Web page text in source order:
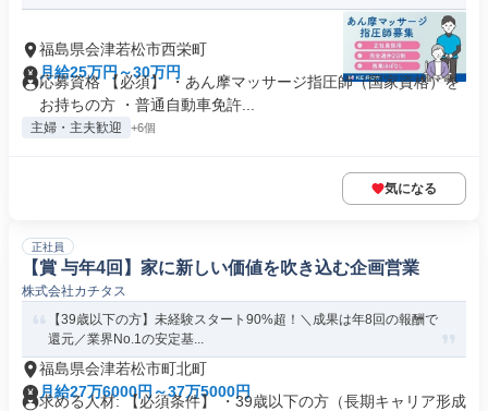
福島県会津若松市西栄町
月給25万円～30万円
応募資格 【必須】 ・あん摩マッサージ指圧師（国家資格）を
お持ちの方 ・普通自動車免許...
主婦・主夫歓迎 +6個
気になる
正社員
【賞 与年4回】家に新しい価値を吹き込む企画営業
株式会社カチタス
【39歳以下の方】未経験スタート90%超！＼成果は年8回の報酬で
還元／業界No.1の安定基...
福島県会津若松市町北町
月給27万6000円～37万5000円
求める人材: 【必須条件】 ・39歳以下の方（長期キャリア形成